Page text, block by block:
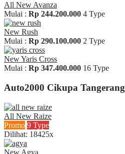
All New Avanza
Mulai : Rp 244.200.000 4 Type
New Rush
Mulai : Rp 290.100.000 2 Type
New Yaris Cross
Mulai : Rp 347.400.000 16 Type
Auto2000 Cikupa Tangerang
All New Raize
Promo 9 Type
Dilihat: 18425x
New Agya